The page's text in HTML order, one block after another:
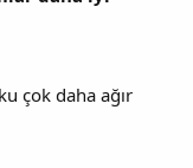
çok daha ağır